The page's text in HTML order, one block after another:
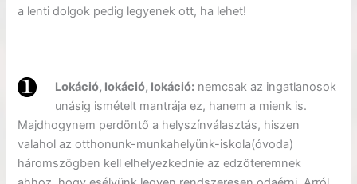
a lenti dolgok pedig legyenek ott, ha lehet!
Lokáció, lokáció, lokáció: nemcsak az ingatlanosok
unásig ismételt mantrája ez, hanem a mienk is.
Majdhogynem perdöntő a helyszínválasztás, hiszen
valahol az otthonunk-munkahelyünk-iskola(óvoda)
háromszögben kell elhelyezkednie az edzőteremnek